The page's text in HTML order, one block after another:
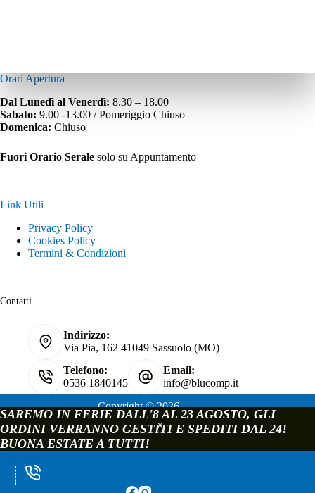
SAREMO IN FERIE DALL'8 AL 23 AGOSTO, GLI
ORDINI VERRANNO GESTITI E SPEDITI DAL 24!
BUONA ESTATE A TUTTI!
Orari Apertura
Dal Lunedì al Venerdì: 8.30 – 18.00
Sabato: 9.00 -13.00 / Pomeriggio Chiuso
Domenica: Chiuso
Fuori Orario Serale solo su Appuntamento
Link Utili
Privacy Policy
Cookies Policy
Termini & Condizioni
Contatti
Indirizzo:
Via Pia, 162 41049 Sassuolo (MO)
Telefono:
0536 1840145
Email:
info@blucomp.it
Copyright © 2026
Blucomp Snc di Padovani Matteo e c.
P.IVA e C.F. 02241070362
Via Pia, 162 - 41049 Sassuolo - Modena